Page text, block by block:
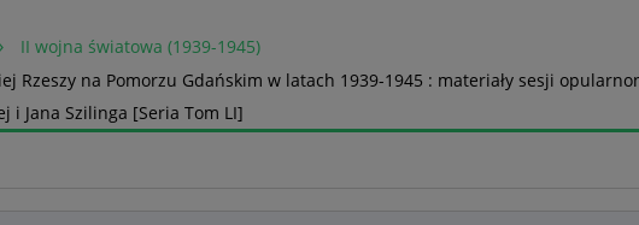
II wojna światowa (1939-1945)
Rzeszy na Pomorzu Gdańskim w latach 1939-1945 : materiały sesji
i Jana Szilinga [Seria Tom LI]